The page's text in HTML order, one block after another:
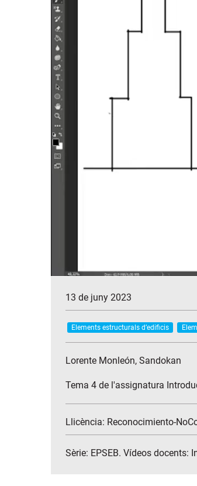
13 de juny 2023
Elements estructurals d’edificis
Lorente Monleón, Sandokan
Tema 4 de l'assignatura
Llicència: Reconocimiento-
Sèrie: EPSEB. Vídeos docents: